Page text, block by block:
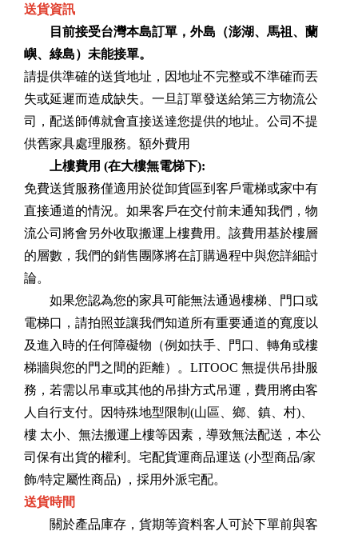
送貨​​資訊
目前接受台灣本島訂單，外島（澎湖、馬祖、蘭
嶼、綠島）未能接單。
請提供準確的送貨地址，因地址不完整或不準確而丟
失或延遲而造成缺失。一旦訂單發送給第三方物流公
司，配送師傅就會直接送達您提供的地址。公司不提
供舊家具處理服務。額外費用
上樓費用 (在大樓無電梯下):
免費送貨服務僅適用於從卸貨區到客戶電梯或家中有
直接通道的情況。如果客戶在交付前未通知我們，物
流公司將會另外收取搬運上樓費用。該費用基於樓層
的層數，我們的銷售團隊將在訂購過程中與您詳細討
論。
如果您認為您的家具可能無法通過樓梯、門口或
電梯口，請拍照並讓我們知道所有重要通道的寬度以
及進入時的任何障礙物（例如扶手、門口、轉角或樓
梯牆與您的門之間的距離）。LITOOC 無提供吊掛服
務，若需以吊車或其他的吊掛方式吊運，費用將由客
人自行支付。因特殊地型限制(山區、鄉、鎮、村)、
樓 太小、無法搬運上樓等因素，導致無法配送，本公
司保有出貨的權利。宅配貨運商品運送 (小型商品/家
飾/特定屬性商品) ，採用外派宅配。
送貨時間
關於產品庫存，貨期等資料客人可於下單前與客